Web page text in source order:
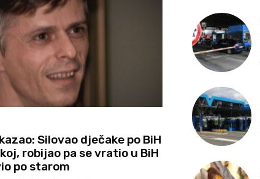
Silovao dječake po BiH
robijao pa se vratio u BiH
po starom